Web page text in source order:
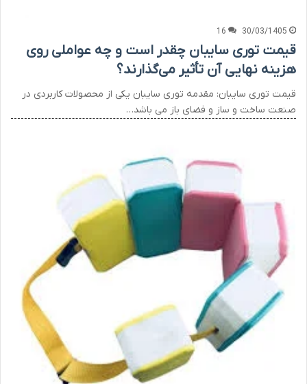
30/03/1405
16
قیمت توری سایبان چقدر است و چه عواملی روی
هزینه نهایی آن تأثیر می‌گذارند؟
قیمت توری سایبان: مقدمه توری سایبان یکی از محصولات کاربردی در
صنعت ساخت و ساز و فضای باز می باشد…